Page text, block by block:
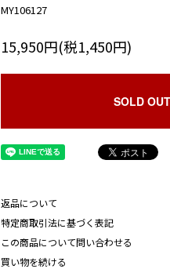
MY106127
15,950円(税1,450円)
SOLD OUT
返品について
特定商取引法に基づく表記
この商品について問い合わせる
買い物を続ける